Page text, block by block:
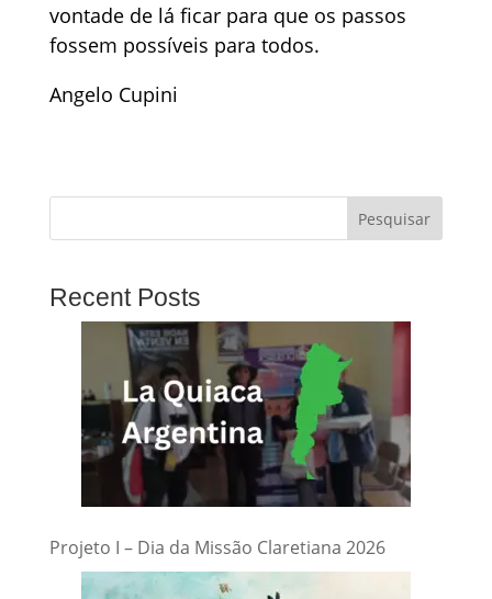
vontade de lá ficar para que os passos
fossem possíveis para todos.
Angelo Cupini
Pesquisar
Recent Posts
Projeto I – Dia da Missão Claretiana 2026